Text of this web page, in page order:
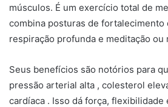
músculos. É um exercício total de
combina posturas de fortalecimento
respiração profunda e meditação ou
Seus benefícios são notórios para
pressão arterial alta , colesterol
cardíaca . Isso dá força,